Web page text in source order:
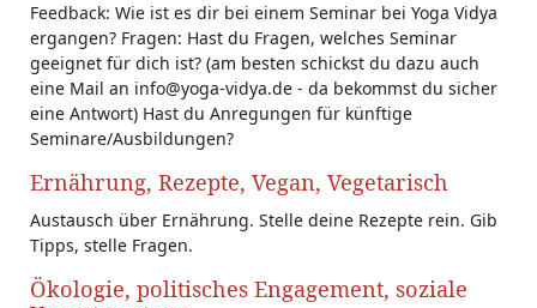
Feedback: Wie ist es dir bei einem Seminar bei Yoga Vidya
ergangen? Fragen: Hast du Fragen, welches Seminar
geeignet für dich ist? (am besten schickst du dazu auch
eine Mail an info@yoga-vidya.de - da bekommst du sicher
eine Antwort) Hast du Anregungen für künftige
Seminare/Ausbildungen?
Ernährung, Rezepte, Vegan, Vegetarisch
Austausch über Ernährung. Stelle deine Rezepte rein. Gib
Tipps, stelle Fragen.
Ökologie, politisches Engagement, soziale